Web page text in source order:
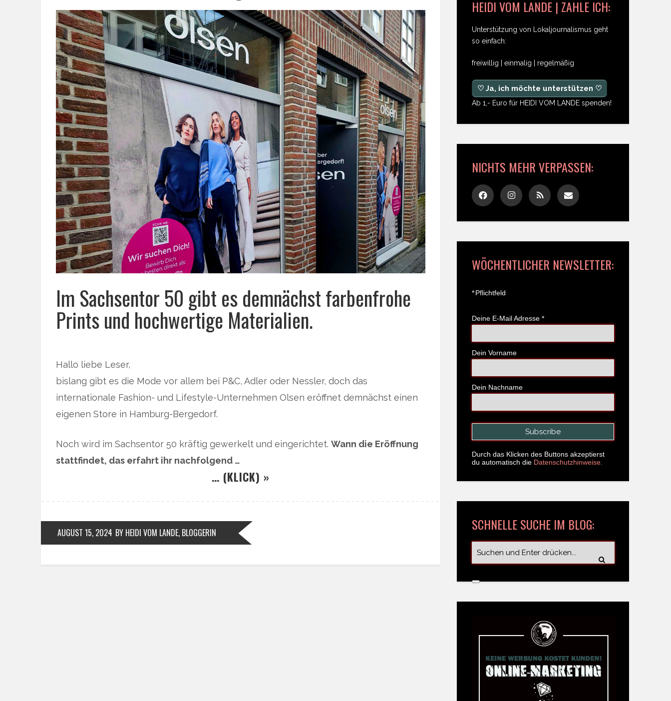
Im Sachsentor 50 gibt es demnächst farbenfrohe
Prints und hochwertige Materialien.
Hallo liebe Leser,
bislang gibt es die Mode vor allem bei P&C, Adler oder Nessler, doch das
internationale Fashion- und Lifestyle-Unternehmen Olsen eröffnet demnächst einen
eigenen Store in Hamburg-Bergedorf.
Noch wird im Sachsentor 50 kräftig gewerkelt und eingerichtet. Wann die Eröffnung
stattfindet, das erfahrt ihr nachfolgend …
… (KLICK) »
AUGUST 15, 2024 BY HEIDI VOM LANDE, BLOGGERIN
HEIDI VOM LANDE | ZAHLE ICH:
Unterstützung von Lokaljournalismus geht
so einfach:
freiwillig | einmalig | regelmäßig
♡ Ja, ich möchte unterstützen ♡
Ab 1,- Euro für HEIDI VOM LANDE spenden!
NICHTS MEHR VERPASSEN:
WÖCHENTLICHER NEWSLETTER:
*Pflichtfeld
Deine E-Mail Adresse *
Dein Vorname
Dein Nachname
Durch das Klicken des Buttons akzeptierst
du automatisch die Datenschutzhinweise.
SCHNELLE SUCHE IM BLOG: